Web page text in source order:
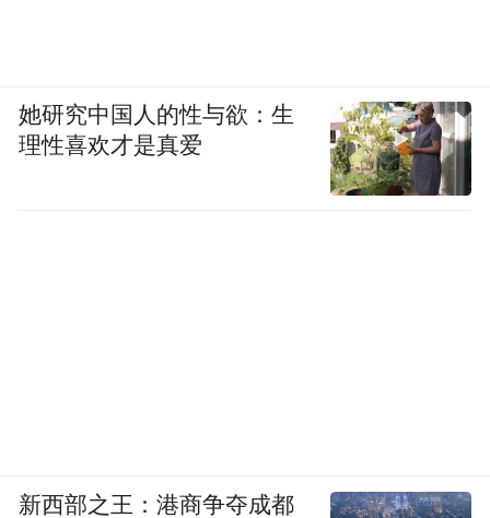
她研究中国人的性与欲：生
理性喜欢才是真爱
新西部之王：港商争夺成都